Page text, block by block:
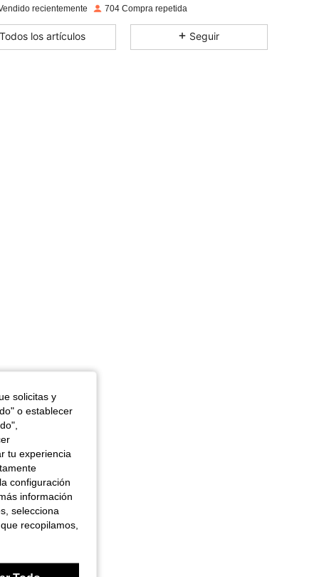
recientemente 704 Compra repetida
Todos los artículos Seguir
solicitas y
o establecer
tu experiencia
configuración
información
selecciona
recopilamos,